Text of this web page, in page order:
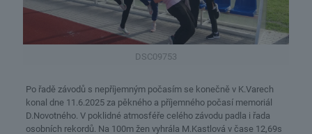
DSC09753
Po řadě závodů s nepříjemným počasím se konečně v K.Varech
konal dne 11.6.2025 za pěkného a příjemného počasí memoriál
D.Novotného. V poklidné atmosféře celého závodu padla i řada
osobních rekordů. Na 100m žen vyhrála M.Kastlová v čase 12,69s